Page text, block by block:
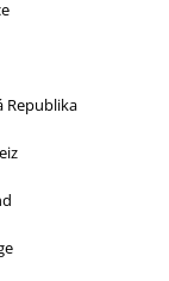
Republika